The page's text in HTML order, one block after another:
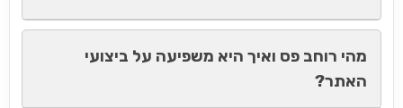
מהי רוחב פס ואיך היא משפיעה על ביצועי
האתר?